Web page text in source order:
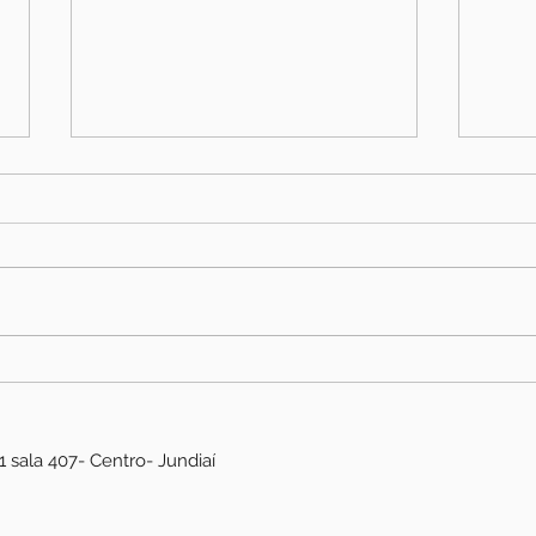
Diminui a dor da fibromialgia
dormir. Pontos de pressão que
volt
sala 407- Centro- Jundiaí